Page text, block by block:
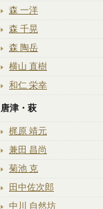
森 一洋
森 千晃
森 陶岳
横山 直樹
和仁 栄幸
唐津・萩
梶原 靖元
兼田 昌尚
菊池 克
田中佐次郎
中川 自然坊